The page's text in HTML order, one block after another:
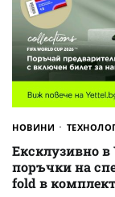
НОВИНИ
Ексклузивно в
поръчки на
fold в